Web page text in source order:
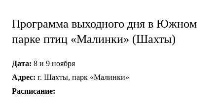
Программа выходного дня в Южном
парке птиц «Малинки» (Шахты)
Дата: 8 и 9 ноября
Адрес: г. Шахты, парк «Малинки»
Расписание: